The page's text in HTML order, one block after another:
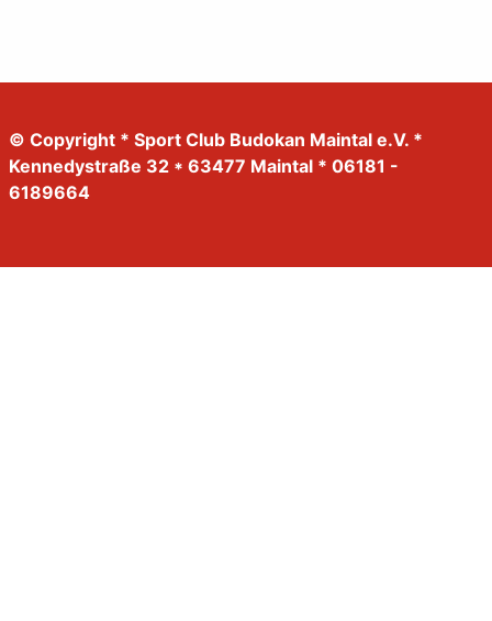
© Copyright * Sport Club Budokan Maintal e.V. *
Kennedystraße 32 * 63477 Maintal * 06181 -
6189664